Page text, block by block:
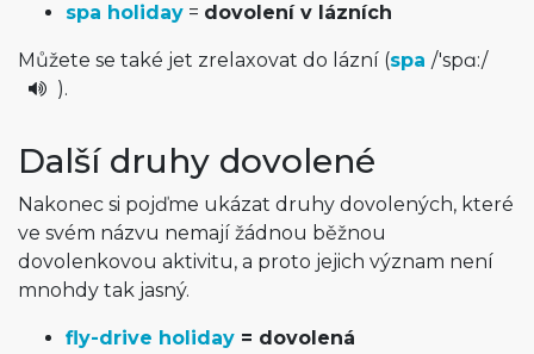
spa holiday = dovolení v lázních
Můžete se také jet zrelaxovat do lázní (spa /'spɑ:/
).
Další druhy dovolené
Nakonec si pojďme ukázat druhy dovolených, které
ve svém názvu nemají žádnou běžnou
dovolenkovou aktivitu, a proto jejich význam není
mnohdy tak jasný.
fly-drive holiday = dovolená